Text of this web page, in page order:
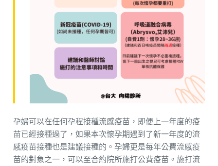
孕婦可以在任何孕程接種流感疫苗，即便上一年度的疫
苗已經接種過了，如果本次懷孕期遇到了新一年度的流
感疫苗接種也是建議接種的。孕婦更是每年公費流感疫
苗的對象之一，可以至合約院所施打公費疫苗。施打流